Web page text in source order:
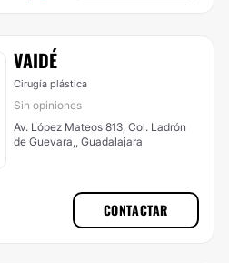
VAIDÉ
Cirugía plástica
Sin opiniones
Av. López Mateos 813, Col. Ladrón
de Guevara,, Guadalajara
CONTACTAR